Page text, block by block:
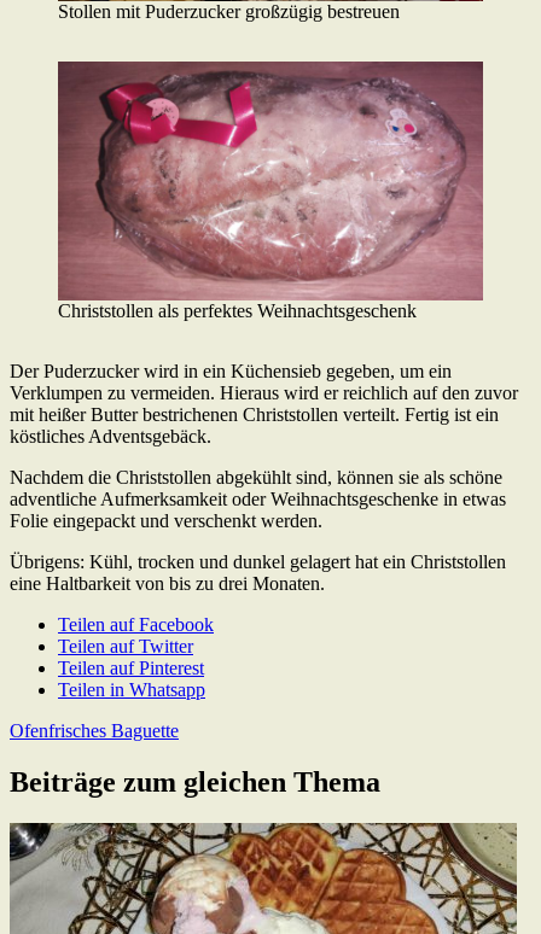
Stollen mit Puderzucker großzügig bestreuen
Christstollen als perfektes Weihnachtsgeschenk
Der Puderzucker wird in ein Küchensieb gegeben, um ein
Verklumpen zu vermeiden. Hieraus wird er reichlich auf den zuvor
mit heißer Butter bestrichenen Christstollen verteilt. Fertig ist ein
köstliches Adventsgebäck.
Nachdem die Christstollen abgekühlt sind, können sie als schöne
adventliche Aufmerksamkeit oder Weihnachtsgeschenke in etwas
Folie eingepackt und verschenkt werden.
Übrigens: Kühl, trocken und dunkel gelagert hat ein Christstollen
eine Haltbarkeit von bis zu drei Monaten.
Teilen auf Facebook
Teilen auf Twitter
Teilen auf Pinterest
Teilen in Whatsapp
Beitragsnavigation
Next
Ofenfrisches Baguette
Beiträge zum gleichen Thema